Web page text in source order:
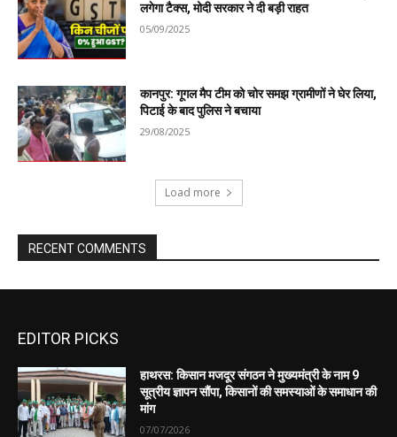
EDITOR PICKS
हाथरस: किसान मजदूर संगठन ने मुख्यमंत्री के नाम 9
सूत्रीय ज्ञापन सौंपा, किसानों की समस्याओं के समाधान की
मांग
07/07/2026